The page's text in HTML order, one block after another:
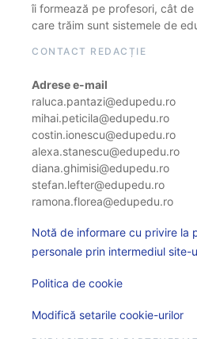
îi formează pe profesori, cât
care trăim sunt sistemele de
CONTACT REDACȚIE
Adrese e-mail
raluca.pantazi@edupedu.ro
mihai.peticila@edupedu.ro
costin.ionescu@edupedu.ro
alexa.stanescu@edupedu.ro
diana.ghimisi@edupedu.ro
stefan.lefter@edupedu.ro
ramona.florea@edupedu.ro
Notă de informare cu privire la
personale prin intermediul site-
Politica de cookie
Modifică setarile cookie-urilor